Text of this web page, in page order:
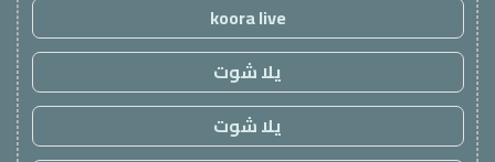
koora live
يلا شوت
يلا شوت